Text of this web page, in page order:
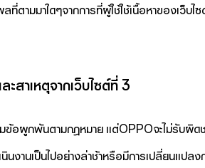
ตามมาใดๆจากการที่ผู้ใช้ใช้เนื้อหาของเว็บไ
สาเหตุจากเว็บไซต์ที่ 3
ข้อผูกพันตามกฎหมาย แต่OPPOจะไม่รับผิ
นงานเป็นไปอย่างล่าช้าหรือมีการเปลี่ยนแปลง